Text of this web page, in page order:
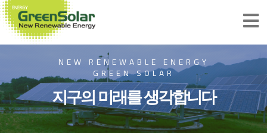
NEW RENEWABLE ENERGY
GREEN SOLAR
지구의 미래를 생각합니다